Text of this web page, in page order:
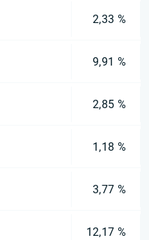
2,33 %
9,91 %
2,85 %
1,18 %
3,77 %
12,17 %